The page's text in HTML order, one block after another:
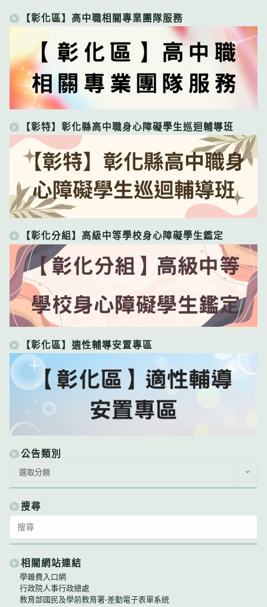
【彰化區】高中職相關專業團隊服務
【彰特】彰化縣高中職身心障礙學生巡迴輔導班
【彰化分組】高級中等學校身心障礙學生鑑定
【彰化區】適性輔導安置專區
公告類別
類
別
選取分類
搜尋
for:
相關網站連結
學雜費入口網
行政院人事行政總處
教育部國民及學前教育署-差勤電子表單系統